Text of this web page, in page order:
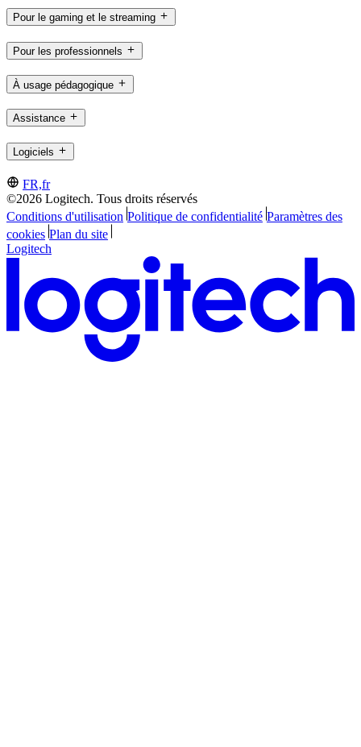
Pour le gaming et le streaming
Pour les professionnels
À usage pédagogique
Assistance
Logiciels
FR,fr
©2026 Logitech. Tous droits réservés
Conditions d'utilisation Politique de confidentialité Paramètres des
cookies Plan du site
Logitech